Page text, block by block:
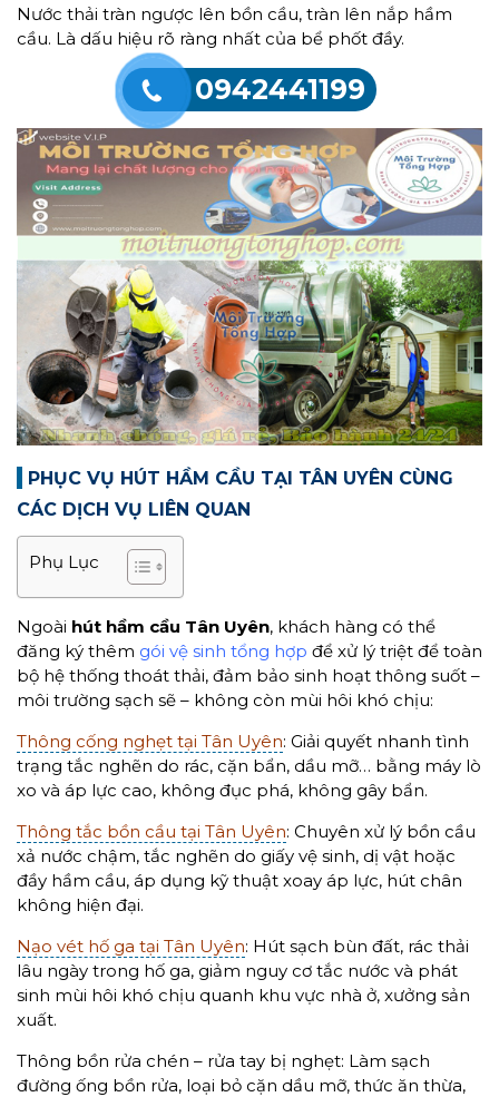
Nước thải tràn ngược lên bồn cầu, tràn lên nắp hầm
cầu. Là dấu hiệu rõ ràng nhất của bể phốt đầy.
0942441199
PHỤC VỤ HÚT HẦM CẦU TẠI TÂN UYÊN CÙNG
CÁC DỊCH VỤ LIÊN QUAN
Phụ Lục
Ngoài hút hầm cầu Tân Uyên, khách hàng có thể
đăng ký thêm gói vệ sinh tổng hợp để xử lý triệt để toàn
bộ hệ thống thoát thải, đảm bảo sinh hoạt thông suốt –
môi trường sạch sẽ – không còn mùi hôi khó chịu:
Thông cống nghẹt tại Tân Uyên: Giải quyết nhanh tình
trạng tắc nghẽn do rác, cặn bẩn, dầu mỡ… bằng máy lò
xo và áp lực cao, không đục phá, không gây bẩn.
Thông tắc bồn cầu tại Tân Uyên: Chuyên xử lý bồn cầu
xả nước chậm, tắc nghẽn do giấy vệ sinh, dị vật hoặc
đầy hầm cầu, áp dụng kỹ thuật xoay áp lực, hút chân
không hiện đại.
Nạo vét hố ga tại Tân Uyên: Hút sạch bùn đất, rác thải
lâu ngày trong hố ga, giảm nguy cơ tắc nước và phát
sinh mùi hôi khó chịu quanh khu vực nhà ở, xưởng sản
xuất.
Thông bồn rửa chén – rửa tay bị nghẹt: Làm sạch
đường ống bồn rửa, loại bỏ cặn dầu mỡ, thức ăn thừa,